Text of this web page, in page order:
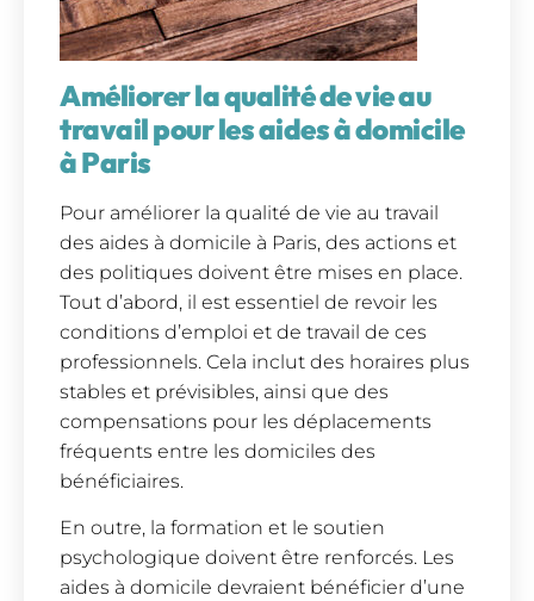
Améliorer la qualité de vie au
travail pour les aides à domicile
à Paris
Pour améliorer la qualité de vie au travail
des aides à domicile à Paris, des actions et
des politiques doivent être mises en place.
Tout d’abord, il est essentiel de revoir les
conditions d’emploi et de travail de ces
professionnels. Cela inclut des horaires plus
stables et prévisibles, ainsi que des
compensations pour les déplacements
fréquents entre les domiciles des
bénéficiaires.
En outre, la formation et le soutien
psychologique doivent être renforcés. Les
aides à domicile devraient bénéficier d’une